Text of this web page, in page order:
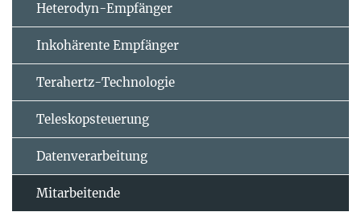
Heterodyn-Empfänger
Inkohärente Empfänger
Terahertz-Technologie
Teleskopsteuerung
Datenverarbeitung
Mitarbeitende